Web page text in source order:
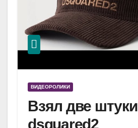
ВИДЕОРОЛИКИ
Взял две штуки
dsquared2